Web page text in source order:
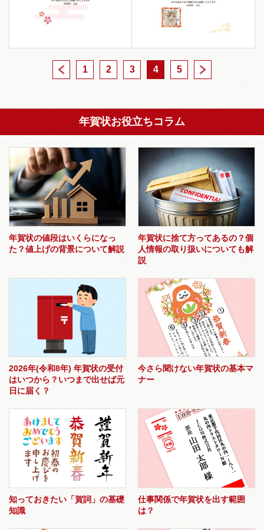
<
1 2 3 4 5
年賀状お役立ちコラム
年賀状の値段はいくらになっ
た？値上げの背景について解説
年賀状に捨て方ってあるの？個
人情報の取り扱いについても解
説
2026年(令和8年) 年賀状の受付
はいつから？いつまで出せば元
日に届く？
今さら聞けない年賀状の基本マ
ナー
知っておきたい「賀詞」の基礎
知識
仕事関係で年賀状を出す範囲
は？